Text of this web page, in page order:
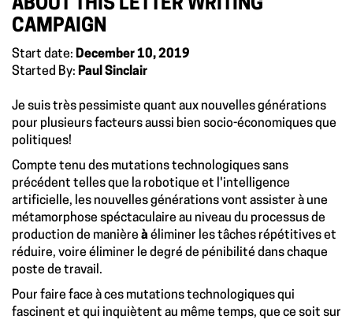
ABOUT THIS LETTER WRITING
CAMPAIGN
Start date: December 10, 2019
Started By: Paul Sinclair
Je suis très pessimiste quant aux nouvelles générations
pour plusieurs facteurs aussi bien socio-économiques que
politiques!
Compte tenu des mutations technologiques sans
précédent telles que la robotique et l'intelligence
artificielle, les nouvelles générations vont assister à une
métamorphose spéctaculaire au niveau du processus de
production de manière àéliminer les tâches répétitives et
réduire, voire éliminer le degré de pénibilité dans chaque
poste de travail.
Pour faire face à ces mutations technologiques qui
fascinent et qui inquiètent au même temps, que ce soit sur